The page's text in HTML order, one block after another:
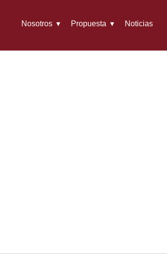
Nosotros Propuesta Noticias